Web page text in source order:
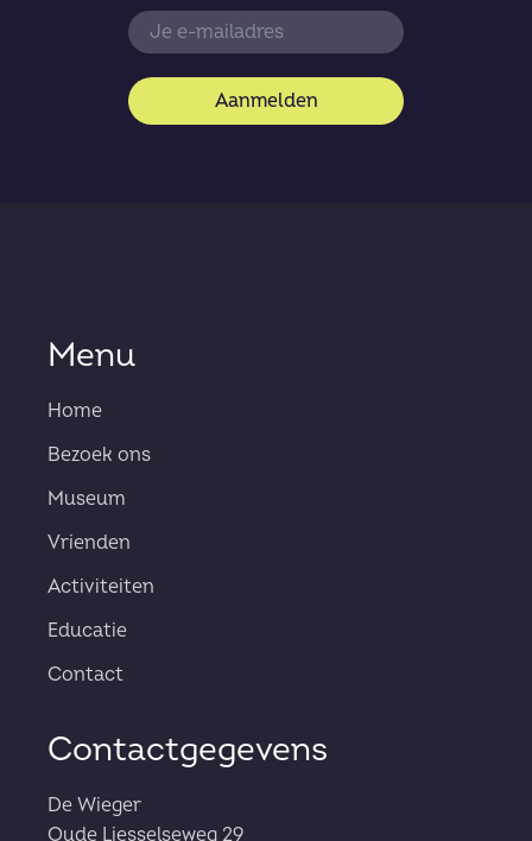
Aanmelden
Menu
Home
Bezoek ons
Museum
Vrienden
Activiteiten
Educatie
Contact
Contactgegevens
De Wieger
Oude Liesselseweg 29